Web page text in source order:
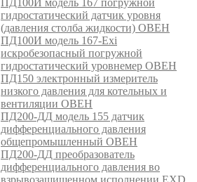
ПД100И модель 167 погружной
гидростатический датчик уровня
(давления столба жидкости) ОВЕН
ПД100И модель 167-Exi
искробезопасный погружной
гидростатический уровнемер ОВЕН
ПД150 электронный измеритель
низкого давления для котельных и
вентиляции ОВЕН
ПД200-ДД модель 155 датчик
дифференциального давления
общепромышленный ОВЕН
ПД200-ДД преобразователь
дифференциального давления во
взрывозащищенном исполнении EXD